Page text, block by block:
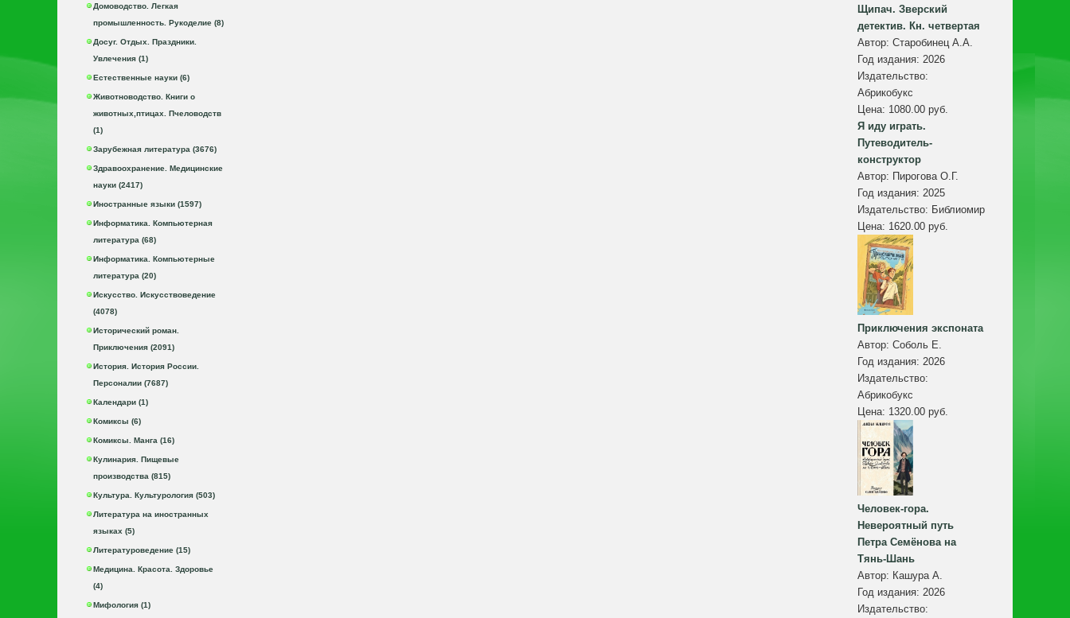
Домоводство. Легкая
промышленность. Рукоделие (8)
Досуг. Отдых. Праздники.
Увлечения (1)
Естественные науки (6)
Животноводство. Книги о
животных,птицах. Пчеловодств
(1)
Зарубежная литература (3676)
Здравоохранение. Медицинские
науки (2417)
Иностранные языки (1597)
Информатика. Компьютерная
литература (68)
Информатика. Компьютерные
литература (20)
Искусство. Искусствоведение
(4078)
Исторический роман.
Приключения (2091)
История. История России.
Персоналии (7687)
Календари (1)
Комиксы (6)
Комиксы. Манга (16)
Кулинария. Пищевые
производства (815)
Культура. Культурология (503)
Литература на иностранных
языках (5)
Литературоведение (15)
Медицина. Красота. Здоровье
(4)
Мифология (1)
Щипач. Зверский
детектив. Кн. четвертая
Автор: Старобинец А.А.
Год издания: 2026
Издательство:
Абрикобукс
Цена: 1080.00 руб.
Я иду играть.
Путеводитель-
конструктор
Автор: Пирогова О.Г.
Год издания: 2025
Издательство: Библиомир
Цена: 1620.00 руб.
Приключения экспоната
Автор: Соболь Е.
Год издания: 2026
Издательство:
Абрикобукс
Цена: 1320.00 руб.
Человек-гора.
Невероятный путь
Петра Семёнова на
Тянь-Шань
Автор: Кашура А.
Год издания: 2026
Издательство: